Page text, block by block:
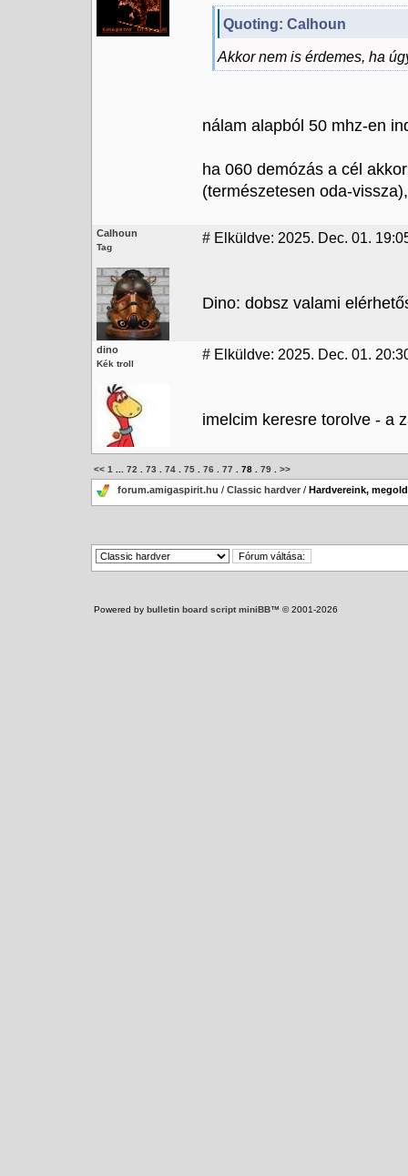
Quoting: Calhoun
Akkor nem is érdemes, ha
nálam alapból 50 mhz-en
ha 060 demózás a cél
(természetesen oda-
Calhoun
Tag
# Elküldve: 2025. Dec. 01.
Dino: dobsz valami
dino
Kék troll
# Elküldve: 2025. Dec. 01.
imelcim keresre torolve - a
<< 1 72 73 74 75 76 77 78 79 >>
forum.amigaspirit.hu / Classic hardver / Hardvereink,
Powered by bulletin board script miniBB™ © 2001-2026